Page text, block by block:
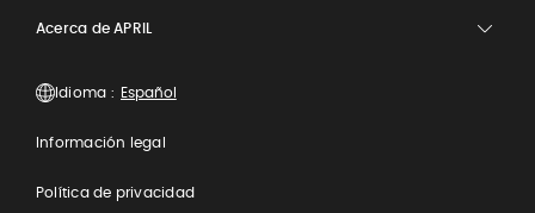
Acerca de APRIL
Idioma :
Información legal
Política de privacidad